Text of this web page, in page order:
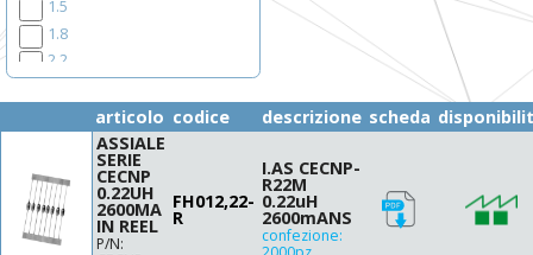
18.5x14.5 H7.11
26x27
Ø3.2 H7
Ø5.8 H4.8
Ø7 H8.5
Ø7.8 H5
Ø8 H10.0
Ø8 H9.0
Ø9 H12.0
1.5
1.8
2.2
2.7
3.9
5
5.6
6.8
articolo codice descrizione scheda
ASSIALE
SERIE
CECNP
0.22UH
2600MA
IN REEL
P/N:
FH012,22-
R
I.AS CECNP-
R22M
0.22uH
2600mANS
confezione: